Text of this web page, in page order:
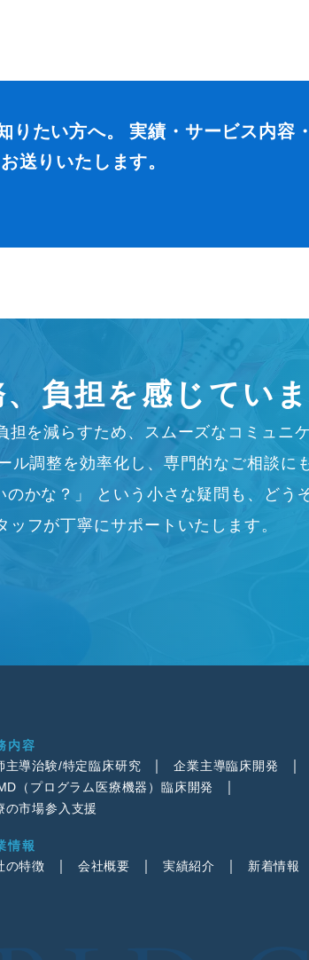
りたい方へ。 実績・サービス内容
送りいたします。
負担を感じてい
を減らすため、 スムーズなコミュニ
ル調整を効率化し、専門的なご相談に
のかな？」 という小さな疑問も、どう
ッフが丁寧にサポートいたします。
内容
主導治験/特定臨床研究
企業主導臨床開発
（プログラム医療機器）臨床開発
の市場参入支援
情報
の特徴
会社概要 実績紹介 新着情報